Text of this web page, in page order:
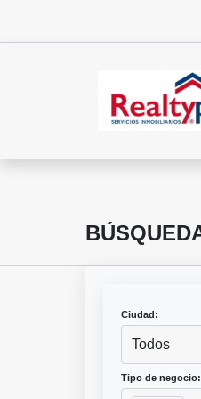
Ciudad:
Todos
Tipo de negocio: